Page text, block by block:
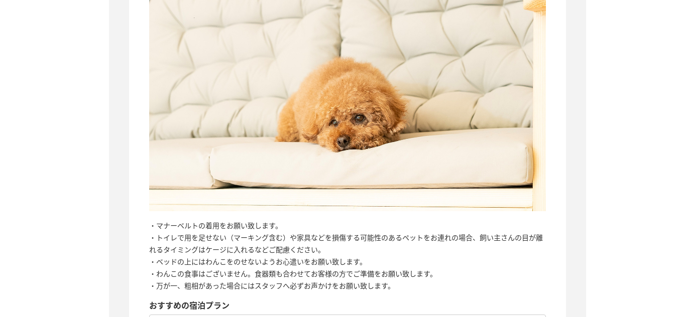
・マナーベルトの着用をお願い致します。
・トイレで用を足せない（マーキング含む）や家具などを損傷する可能性のあるペットをお連れの場合、飼い主さんの目が離
れるタイミングはケージに入れるなどご配慮ください。
・ベッドの上にはわんこをのせないようお心遣いをお願い致します。
・わんこの食事はございません。食器類も合わせてお客様の方でご準備をお願い致します。
・万が一、粗相があった場合にはスタッフへ必ずお声かけをお願い致します。
おすすめの宿泊プラン